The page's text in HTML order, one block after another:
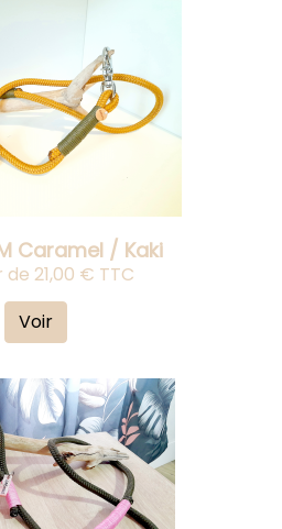
Caramel / Kaki
21,00 € TTC
Voir